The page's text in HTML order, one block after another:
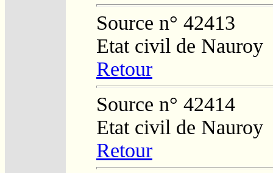
Source n° 42413
Etat civil de Nauroy
Retour
Source n° 42414
Etat civil de Nauroy
Retour